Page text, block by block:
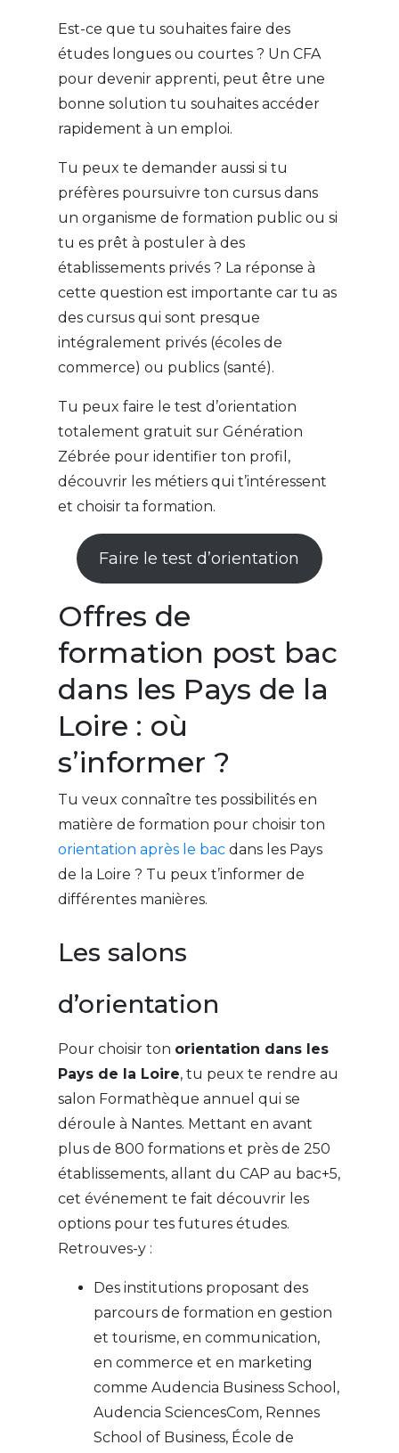
Est-ce que tu souhaites faire des
études longues ou courtes ? Un CFA
pour devenir apprenti, peut être une
bonne solution tu souhaites accéder
rapidement à un emploi.
Tu peux te demander aussi si tu
préfères poursuivre ton cursus dans
un organisme de formation public ou si
tu es prêt à postuler à des
établissements privés ? La réponse à
cette question est importante car tu as
des cursus qui sont presque
intégralement privés (écoles de
commerce) ou publics (santé).
Tu peux faire le test d’orientation
totalement gratuit sur Génération
Zébrée pour identifier ton profil,
découvrir les métiers qui t’intéressent
et choisir ta formation.
Faire le test d’orientation
Offres de
formation post bac
dans les Pays de la
Loire : où
s’informer ?
Tu veux connaître tes possibilités en
matière de formation pour choisir ton
orientation après le bacdans les Pays
de la Loire ? Tu peux t’informer de
différentes manières.
Les salons
d’orientation
Pour choisir ton orientation dans les
Pays de la Loire, tu peux te rendre au
salon Formathèque annuel qui se
déroule à Nantes. Mettant en avant
plus de 800 formations et près de 250
établissements, allant du CAP au bac+5,
cet événement te fait découvrir les
options pour tes futures études.
Retrouves-y :
Des institutions proposant des
parcours de formation en gestion
et tourisme, en communication,
en commerce et en marketing
comme Audencia Business School,
Audencia SciencesCom, Rennes
School of Business, École de